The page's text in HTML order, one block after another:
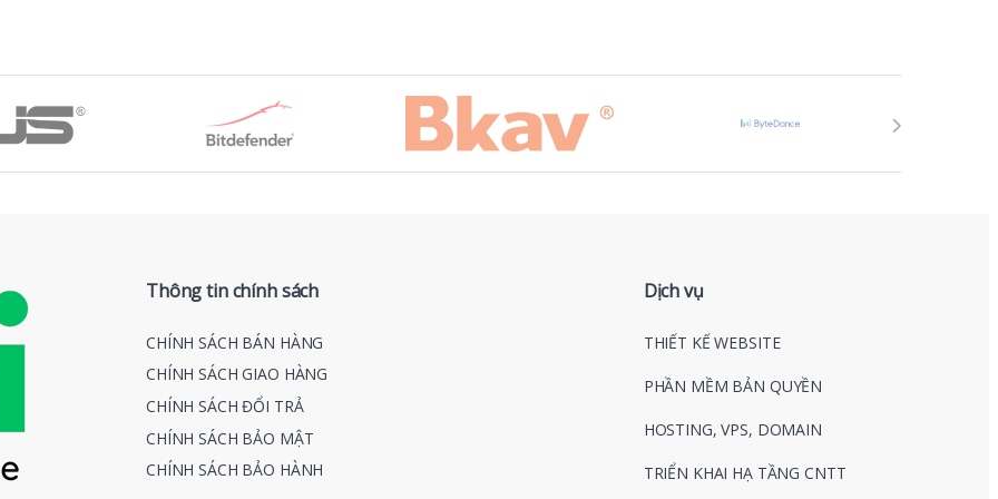
Thông tin chính sách
CHÍNH SÁCH BÁN HÀNG
CHÍNH SÁCH GIAO HÀNG
CHÍNH SÁCH ĐỔI TRẢ
CHÍNH SÁCH BẢO MẬT
CHÍNH SÁCH BẢO HÀNH
Dịch vụ
THIẾT KẾ WEBSITE
PHẦN MỀM BẢN QUYỀN
HOSTING, VPS, DOMAIN
TRIỂN KHAI HẠ TẦNG CNTT